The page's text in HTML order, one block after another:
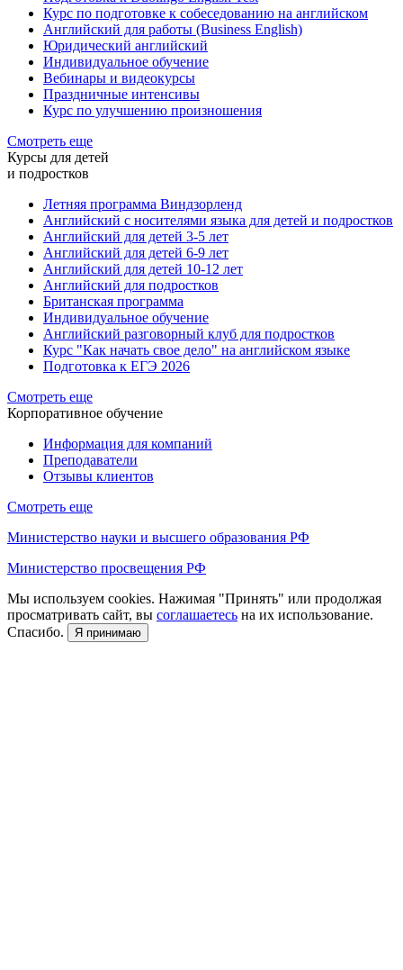
Курс по подготовке к собеседованию на английском
Английский для работы (Business English)
Юридический английский
Индивидуальное обучение
Вебинары и видеокурсы
Праздничные интенсивы
Курс по улучшению произношения
Смотреть еще
Курсы для детей
и подростков
Летняя программа Виндзорленд
Английский с носителями языка для детей и подростков
Английский для детей 3-5 лет
Английский для детей 6-9 лет
Английский для детей 10-12 лет
Английский для подростков
Британская программа
Индивидуальное обучение
Английский разговорный клуб для подростков
Курс "Как начать свое дело" на английском языке
Подготовка к ЕГЭ 2026
Смотреть еще
Корпоративное обучение
Информация для компаний
Преподаватели
Отзывы клиентов
Смотреть еще
Министерство науки и высшего образования РФ
Министерство просвещения РФ
Мы используем cookies. Нажимая "Принять" или продолжая
просматривать сайт, вы соглашаетесь на их использование.
Спасибо.
Я принимаю